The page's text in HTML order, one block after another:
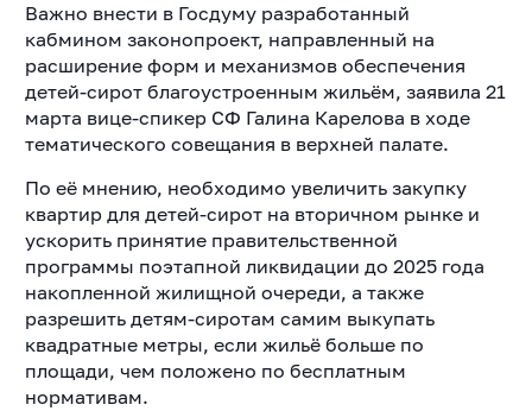
Важно внести в Госдуму разработанный
кабмином законопроект, направленный на
расширение форм и механизмов обеспечения
детей-сирот благоустроенным жильём, заявила 21
марта вице-спикер СФ Галина Карелова в ходе
тематического совещания в верхней палате.
По её мнению, необходимо увеличить закупку
квартир для детей-сирот на вторичном рынке и
ускорить принятие правительственной
программы поэтапной ликвидации до 2025 года
накопленной жилищной очереди, а также
разрешить детям-сиротам самим выкупать
квадратные метры, если жильё больше по
площади, чем положено по бесплатным
нормативам.